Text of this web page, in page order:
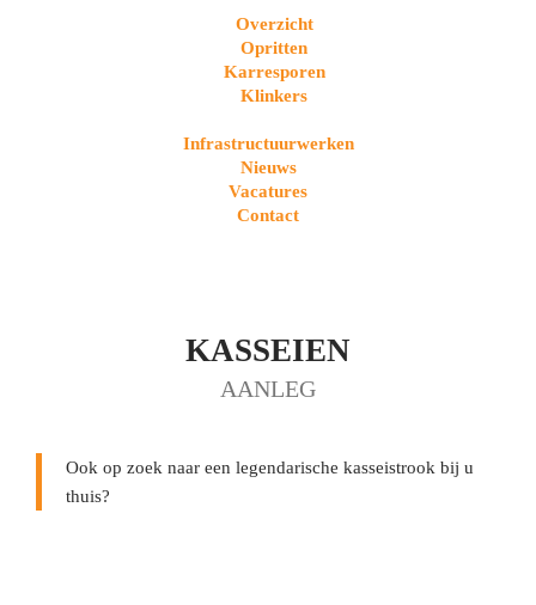
Overzicht
Opritten
Karresporen
Klinkers
Infrastructuurwerken
Nieuws
Vacatures
Contact
KASSEIEN
AANLEG
Ook op zoek naar een legendarische kasseistrook bij u
thuis?